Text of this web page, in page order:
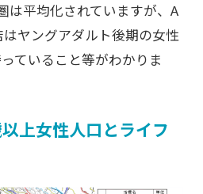
は平均化されていますが、A
ヤングアダルト後期の女性
ていること等がわかりま
上女性人口とライフ